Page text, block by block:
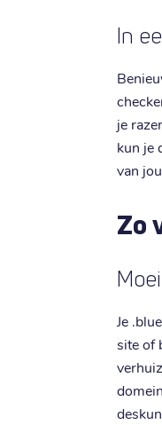
In
je
kun je
van
Zo
Je
site of